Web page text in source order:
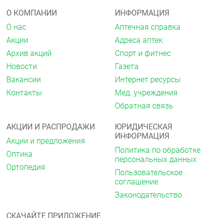
выводится в неизменённом виде, остальная часть
дозы выводится в виде метаболитов с желчью.
У больных с выраженной почечной
недостаточностью (клиренс креатинина менее 10
мл/мин) увеличивается выведение метаболитов с
желчью, при этом увеличения их концентрации в
крови не наблюдается.
У больных с хроническим гепатитом или
компенсированным циррозом печени
фармакокинетические параметры не изменяются.
Показания
Воспалительные и дегенеративные
заболевания опорно-двигательного аппарата:
ревматоидный, псориатический, ювенильный
хронический артрит, анкилозирующий
спондилит (болезнь Бехтерева),
невралгическая амиотрофия (болезнь
Персонейджа-Тернера), остеоартроз,
О КОМПАНИИ
О нас
Акции
Архив акций
Новости
Вакансии
Контакты
ИНФОРМАЦИЯ
Аптечная справка
Адреса аптек
Спорт и фитнес
Газета
Интернет ресурсы
Мед. учреждения
Обратная связь
АКЦИИ И РАСПРОДАЖИ
Акции и предложения
Оптика
Ортопедия
ЮРИДИЧЕСКАЯ
ИНФОРМАЦИЯ
Политика по обработке
персональных данных
Пользовательское
соглашение
Законодательство
СКАЧАЙТЕ ПРИЛОЖЕНИЕ